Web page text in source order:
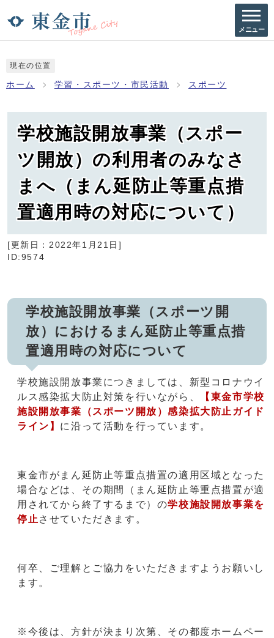
メニュー
現在の位置
ホーム 学習・スポーツ・市民活動 スポーツ
学校施設開放事業（スポー
ツ開放）の利用者のみなさ
まへ（まん延防止等重点措
置適用時の対応について）
[更新日： 2022年1月21日 ]
ID:9574
学校施設開放事業（スポーツ開
放）におけるまん延防止等重点措
置適用時の対応について
学校施設開放事業につきましては、新型コロナウイ
ルス感染拡大防止対策を行いながら、
【東金市学校
施設開放事業（スポーツ開放）感染拡大防止ガイド
ライン】 に沿って活動を行っています。
東金市がまん延防止等重点措置の適用区域となった
場合などは、その期間（まん延防止等重点措置が適
用されてから終了するまで）の学校施設開放事業を
停止 させていただきます。
何卒、ご理解とご協力をいただきますようお願いし
ます。
※今後は、方針が決まり次第、その都度ホームペー